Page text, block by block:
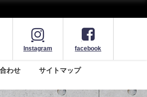
Instagram facebook
わせ サイトマップ